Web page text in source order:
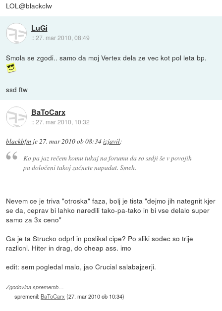
LOL@blackclw
LuGi
::27. mar 2010, 08:49
Smola se zgodi.. samo da moj Vertex dela ze vec kot pol leta bp.
ssd ftw
BaToCarx
::27. mar 2010, 10:32
blackbfm je27. mar 2010 ob 08:34izjavil:
Ko pa jaz rečem komu tukaj na forumu da so ssdji še v povojih
pa določeni takoj začnete napadat. Smeh.
Nevem ce je triva "otroska" faza, bolj je tista "dejmo jih nategnit kjer
se da, ceprav bi lahko naredili tako-pa-tako in bi vse delalo super
samo za 3x ceno"
Ga je ta Strucko odprl in poslikal cipe? Po sliki sodec so trije
razlicni. Hiter in drag, do cheap ass. imo
edit: sem pogledal malo, jao Crucial salabajzerji.
Zgodovina sprememb…
spremenil: BaToCarx (27. mar 2010 ob 10:34)